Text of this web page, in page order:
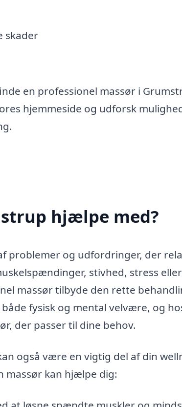
skader
en professionel massør i
hjemmeside og udforsk
hjælpe med?
problemer og udfordringer, der
stivhed, stress
massør tilbyde den rette
fysisk og mental velvære, og
der passer til dine behov.
også være en vigtig del af din
massør kan hjælpe dig: